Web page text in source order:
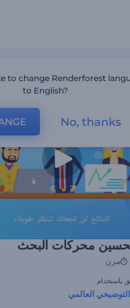
محركات البحث
مرن
باستخدام
العالمي
to change Renderforest
to English?
No, thanks